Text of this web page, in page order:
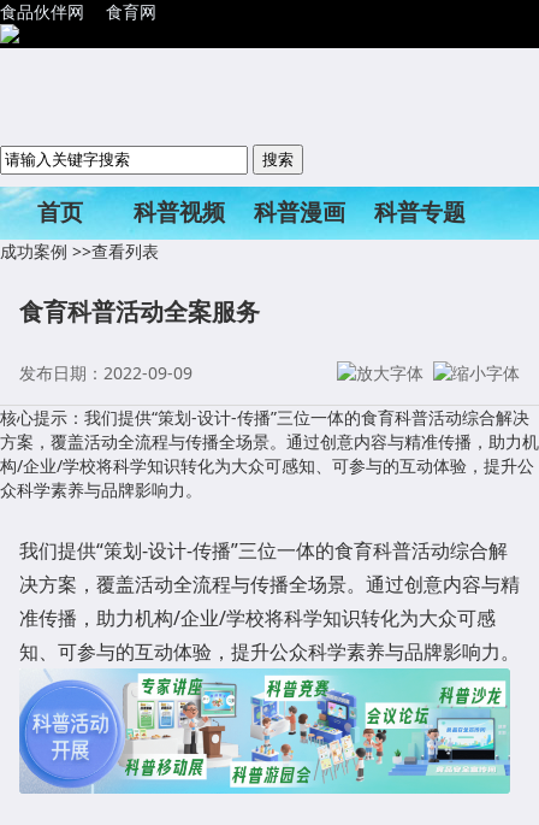
食品伙伴网 食育网
首页 科普视频 科普漫画
科普专题
科普活动
成功案例 >>查看列表
食育科普活动全案服务
发布日期：2022-09-09
核心提示：我们提供“策划-设计-传播”三位一体的食育科普活动综合解决
方案，覆盖活动全流程与传播全场景。通过创意内容与精准传播，助力机
构/企业/学校将科学知识转化为大众可感知、可参与的互动体验，提升公
众科学素养与品牌影响力。
我们提供“策划-设计-传播”三位一体的食育科普活动综合解
决方案，覆盖活动全流程与传播全场景。通过创意内容与精
准传播，助力机构/企业/学校将科学知识转化为大众可感
知、可参与的互动体验，提升公众科学素养与品牌影响力。